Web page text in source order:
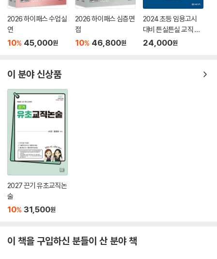
2권 기출문제편
제4장 기출문제 분석
PART 01 서울시 기출문제 006
PART 04 대구시 기출문제 593
PART 05 광주시 기출문제 649
PART 06 충청북도 기출문제 711
2026 하이패스 수업실
연
10% 45,000원
2026 하이패스 심층면
접
10% 46,800원
2024 초등 임용고시
대비 튼실튼실 교직 논
술 N제
24,000원
이 분야 신상품
2027 끈기 유초교직논
술
10% 31,500원
이 책을 구입하신 분들이 산 분야 책